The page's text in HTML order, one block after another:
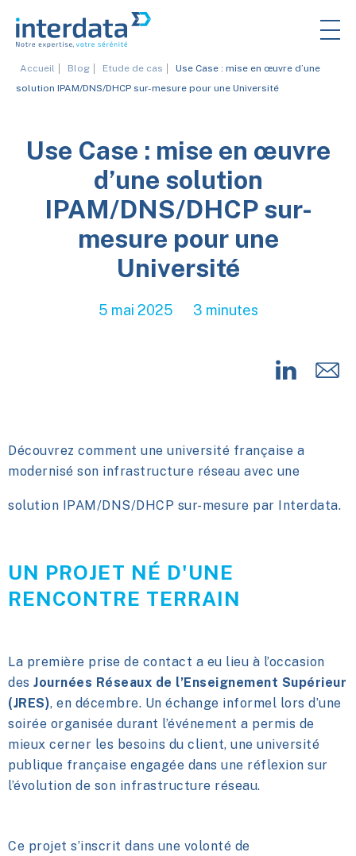
Accueil Blog Etude de cas
Use Case : mise en œuvre d’une
solution IPAM/DNS/DHCP sur-mesure pour une Université
Use Case : mise en œuvre
d’une solution
IPAM/DNS/DHCP sur-
mesure pour une
Université
5 mai 2025 3 minutes
Découvrez comment une université française a
modernisé son infrastructure réseau avec une
solution IPAM/DNS/DHCP sur-mesure par Interdata.
UN PROJET NÉ D'UNE
RENCONTRE TERRAIN
La première prise de contact a eu lieu à l’occasion
des Journées Réseaux de l’Enseignement Supérieur
(JRES), en décembre. Un échange informel lors d’une
soirée organisée durant l’événement a permis de
mieux cerner les besoins du client, une université
publique française engagée dans une réflexion sur
l’évolution de son infrastructure réseau.
Ce projet s’inscrit dans une volonté de